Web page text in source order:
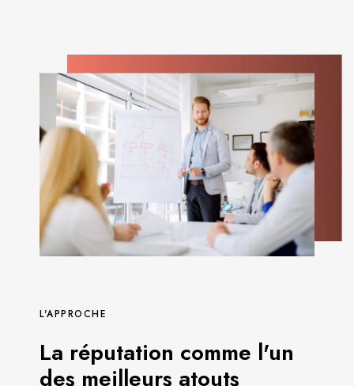
L'APPROCHE
La réputation comme l'un
des meilleurs atouts